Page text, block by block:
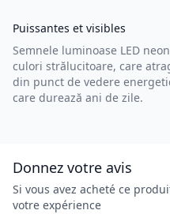
Puissantes et visibles
Semnele luminoase LED
culori strălucitoare, care
din punct de vedere
care durează ani de zile.
Donnez votre avis
Si vous avez acheté ce
votre expérience